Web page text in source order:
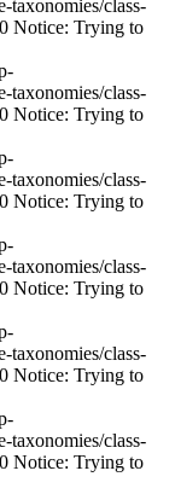
taxonomies/class-
Notice: Trying to
taxonomies/class-
Notice: Trying to
taxonomies/class-
Notice: Trying to
taxonomies/class-
Notice: Trying to
taxonomies/class-
Notice: Trying to
taxonomies/class-
Notice: Trying to